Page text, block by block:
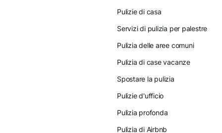
Pulizie di casa
Servizi di pulizia per palestre
Pulizia delle aree comuni
Pulizia di case vacanze
Spostare la pulizia
Pulizie d'ufficio
Pulizia profonda
Pulizia di Airbnb